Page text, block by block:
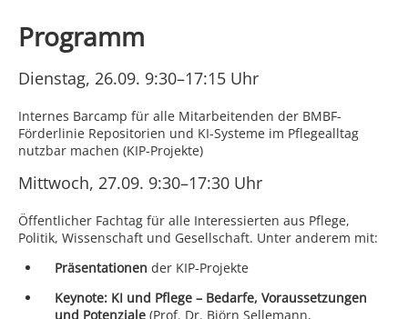
Programm
Dienstag, 26.09. 9:30–17:15 Uhr
Internes Barcamp für alle Mitarbeitenden der BMBF-
Förderlinie Repositorien und KI-Systeme im Pflege­alltag
nutzbar machen (KIP-Projekte)
Mittwoch, 27.09. 9:30–17:30 Uhr
Öffentlicher Fachtag für alle Interessierten aus Pflege,
Politik, Wissenschaft und Gesellschaft. Unter anderem mit:
Präsentationen der KIP-Projekte
Keynote: KI und Pflege – Bedarfe, Voraussetzungen
und Potenziale (Prof. Dr. Björn Sellemann,